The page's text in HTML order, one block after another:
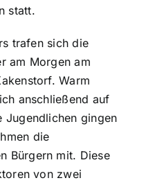
statt.
trafen sich die
am Morgen am
Warm
anschließend auf
Jugendlichen gingen
die
Bürgern mit. Diese
von zwei